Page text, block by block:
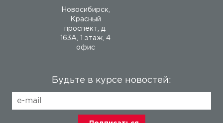
Новосибирск,
Красный
проспект, д.
163А, 1 этаж, 4
офис
Будьте в курсе новостей: